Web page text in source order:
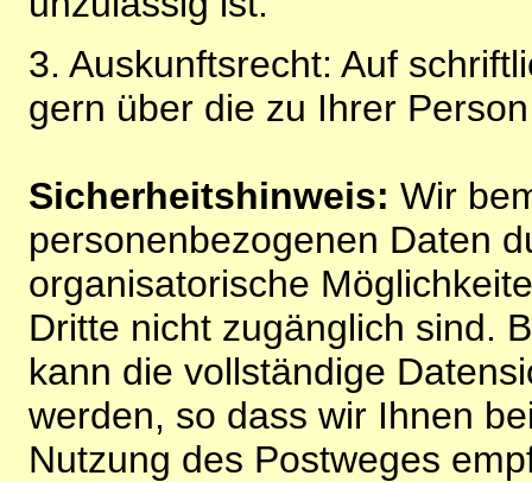
3. Auskunftsrecht: Auf
gern über die zu Ihrer
Sicherheitshinweis: Wir
personenbezogenen Daten
organisatorische
Dritte nicht zugänglich sind.
kann die vollständige
werden, so dass wir Ihnen
Nutzung des Postweges